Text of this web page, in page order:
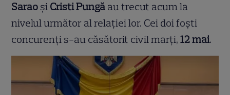
Sarao și Cristi Pungă au trecut acum la
nivelul următor al relației lor. Cei doi foști
concurenți s-au căsătorit civil marți,12 mai.